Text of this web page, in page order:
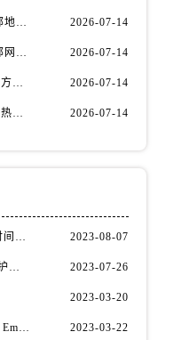
山西省晋城市城区黄华街法穆兰售后服务中心（需提前预约）
法穆兰中国官方售后服务中心｜全部地址与售后服务电话权威信息通知（2026年7月最新） 2026-07-14
法穆兰中国官方售后服务中心｜全部网点地址与热线权威信息通告（2026年7月最新） 2026-07-14
2026年7月最新整理｜法穆兰廊坊官方专柜名录及客户服务电话，一篇看懂！ 2026-07-14
2026年7月法穆兰岳阳官方专柜服务热线公告｜附客户服务联系最新指南 2026-07-14
法穆兰机械表慢5分钟(该如何调整时间准确性) 2023-08-07
法穆兰机械表清灰要多少钱(清洁维护费用详解) 2023-07-26
2023-03-20
法穆兰致敬阿联酋精神“Proud to be Emirati”系列限量腕表 2023-03-22